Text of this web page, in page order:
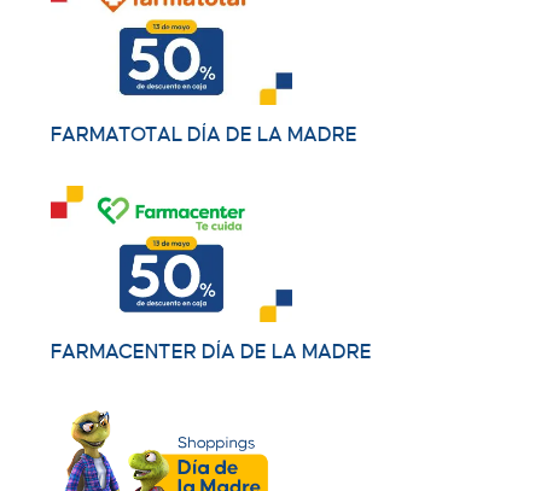
FARMATOTAL DÍA DE LA MADRE
FARMACENTER DÍA DE LA MADRE